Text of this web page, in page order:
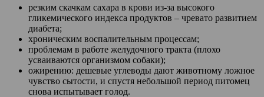
резким скачкам сахара в крови из-за высокого
гликемического индекса продуктов – чревато развитием
диабета;
хроническим воспалительным процессам;
проблемам в работе желудочного тракта (плохо
усваиваются организмом собаки);
ожирению: дешевые углеводы дают животному ложное
чувство сытости, и спустя небольшой период питомец
снова испытывает голод.